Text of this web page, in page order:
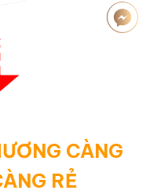
CÀNG
RẺ